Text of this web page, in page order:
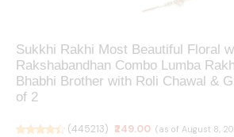
Sukkhi Rakhi Most Beautiful Floral
Rakshabandhan Combo Lumba
Bhabhi Brother with Roli Chawal &
of 2
(445213) ₹249.00 (as of August 8,